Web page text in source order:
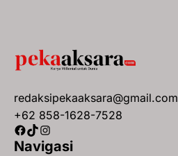
redaksipekaaksara@gmail.com
+62 858-1628-7528
Facebook
TikTok
Instagram
Navigasi